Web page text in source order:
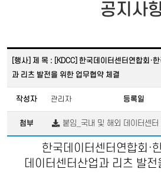
공지사
[행사] 제 목 : [KDCC] 한국데이터센터연합회·
과 리츠 발전을 위한 업무협약 체결
작성자 관리자 등록일
첨부 붙임_국내 및 해외 데이터센
한국데이터센터연합회·
데이터센터산업과 리츠 발